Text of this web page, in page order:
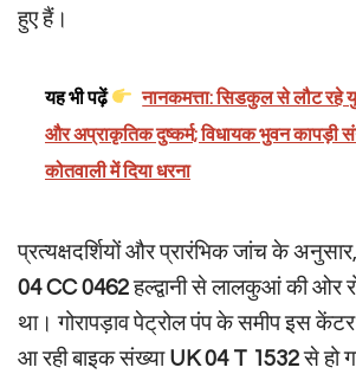
हुए हैं।
यह भी पढ़ें
नानकमत्ता: सिडकुल से लौट रहे
और अप्राकृतिक दुष्कर्म; विधायक भुवन कापड़ी
कोतवाली में दिया धरना
प्रत्यक्षदर्शियों और प्रारंभिक जांच के
04 CC 0462हल्द्वानी से लालकुआं की ओर
था। गोरापड़ाव पेट्रोल पंप के समीप इस
आ रही बाइक संख्या UK 04 T 1532से हो